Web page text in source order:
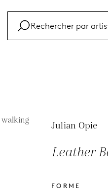
Julian Opie
Leather
FORME